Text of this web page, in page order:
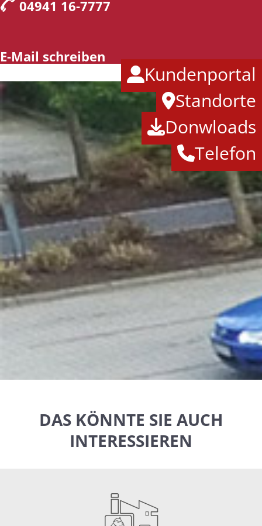
Kundenportal
Standorte
Donwloads
Telefon
04941 16-7777
E-Mail schreiben
DAS KÖNNTE SIE AUCH
INTERESSIEREN